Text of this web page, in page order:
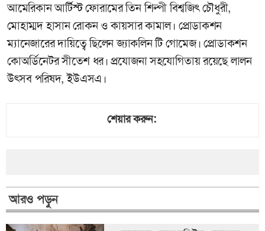
আমেরিকান আর্টিস্ট ফোরামের তিন শিল্পী বিশ্বজিৎ চৌধুরী,
মোহাম্মদ হাসান রোকন ও কায়সার কামাল। প্রোডাকশন
ম্যানেজারের দায়িত্বে ছিলেন জ্যাকলিন টি গোমেজ। প্রোডাকশন
কোঅর্ডিনেটর সীতেশ ধর। প্রযোজনা সহযোগিতায় রয়েছে লালন
উৎসব পরিষদ, ইউএসএ।
শেয়ার করুন:
আরও পড়ুন